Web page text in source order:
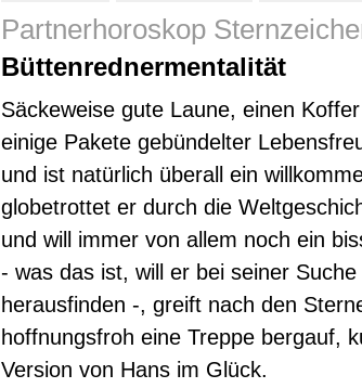
Partnerhoroskop
Büttenrednermentalität
Säckeweise gute Laune, einen
einige Pakete gebündelter
und ist natürlich überall ein
globetrottet er durch die
und will immer von allem noch ein
- was das ist, will er bei seiner
herausfinden -, greift nach den
hoffnungsfroh eine Treppe bergauf,
Version von Hans im Glück.